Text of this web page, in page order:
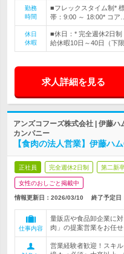
勤務
時間
■フレックスタイム制*
帯：9:00 ～ 18:00* コア…
休日
休暇
■休日：* 完全週休2日
給休暇10日～40日（下
求人詳細を見る
アンズコフーズ株式会社 | 伊藤
カンパニー
【食肉の法人営業】伊藤ハ
正社員 完全週休2日制 第二新
女性のおしごと掲載中
情報更新日：2026/03/10 終了予定日
仕事内容
量販店や食品卸企業に
肉」の提案営業をお任せ
営業経験者歓迎！スキ